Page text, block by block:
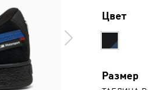
Цвет
Размер